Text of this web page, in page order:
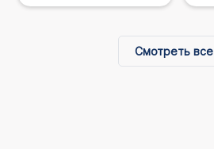
Смотреть все